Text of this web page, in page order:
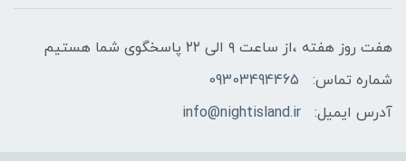
هفت روز هفته ،از ساعت ۹ الی ۲۲ پاسخگوی شما هستیم
شماره تماس:
09303494465
آدرس ایمیل:
info@nightisland.ir